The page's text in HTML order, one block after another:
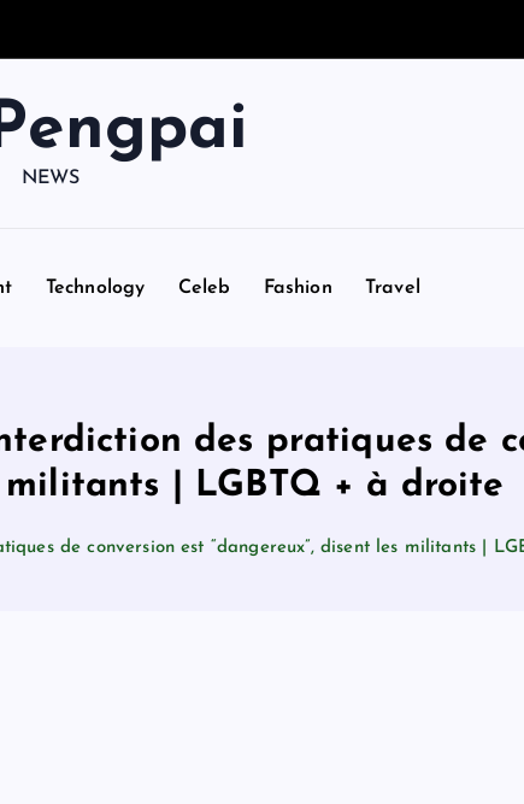
Pengpai
NEWS
Technology Celeb Fashion Travel
des pratiques de
militants | LGBTQ + à droite
de conversion est “dangereux”, disent les militants |